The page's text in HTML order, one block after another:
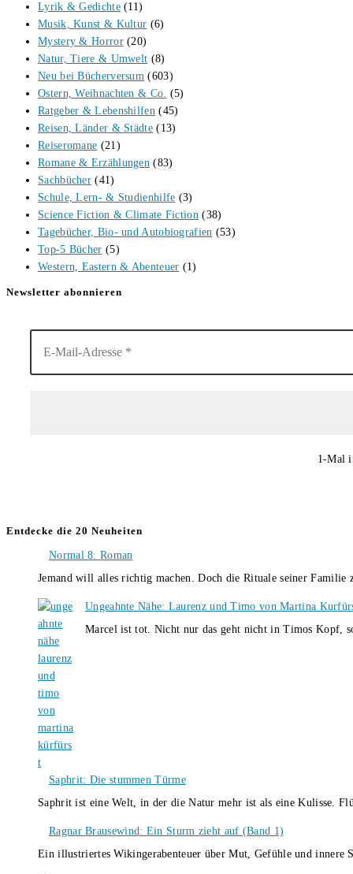
Lyrik & Gedichte (11)
Musik, Kunst & Kultur (6)
Mystery & Horror (20)
Natur, Tiere & Umwelt (8)
Neu bei Bücherversum (603)
Ostern, Weihnachten & Co. (5)
Ratgeber & Lebenshilfen (45)
Reisen, Länder & Städte (13)
Reiseromane (21)
Romane & Erzählungen (83)
Sachbücher (41)
Schule, Lern- & Studienhilfe (3)
Science Fiction & Climate Fiction (38)
Tagebücher, Bio- und Autobiografien (53)
Top-5 Bücher (5)
Western, Eastern & Abenteuer (1)
Newsletter abonnieren
1-Mal
Entdecke die 20 Neuheiten
Normal 8: Roman
Jemand will alles richtig machen. Doch die Rituale seiner
Ungeahnte Nähe: Laurenz und Timo von Martina
Marcel ist tot. Nicht nur das geht nicht in Timos Kopf,
Saphrit: Die stummen Türme
Saphrit ist eine Welt, in der die Natur mehr ist als eine Kulisse.
Ragnar Brausewind: Ein Sturm zieht auf (Band 1)
Ein illustriertes Wikingerabenteuer über Mut, Gefühle und